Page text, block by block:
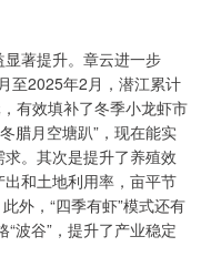
著提升。章云进一步
至2025年2月，潜江累计
有效填补了冬季小龙虾市
腊月空塘趴”，现在能实
。其次是提升了养殖效
出和土地利用率，亩平节
外，“四季有虾”模式还有
波谷”，提升了产业稳定